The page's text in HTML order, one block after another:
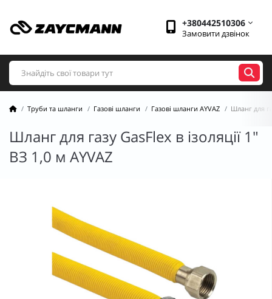
+380442510306
Замовити дзвінок
Труби та шланги Газові шланги Газові шланги AYVAZ Шланг для
Шланг для газу GasFlex в ізоляції 1"
ВЗ 1,0 м AYVAZ